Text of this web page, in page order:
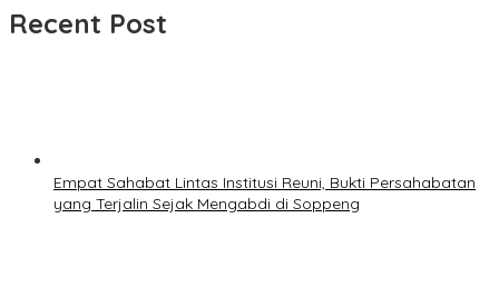
Recent Post
Empat Sahabat Lintas Institusi Reuni, Bukti Persahabatan
yang Terjalin Sejak Mengabdi di Soppeng